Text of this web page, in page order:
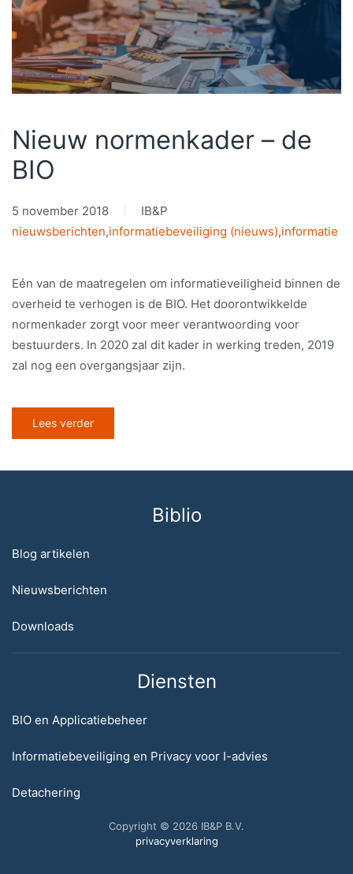
Nieuw normenkader – de
BIO
5 november 2018
IB&P
nieuwsberichten,informatiebeveiliging (nieuws),informatie
Eén van de maatregelen om informatieveiligheid binnen de
overheid te verhogen is de BIO. Het doorontwikkelde
normenkader zorgt voor meer verantwoording voor
bestuurders. In 2020 zal dit kader in werking treden, 2019
zal nog een overgangsjaar zijn.
Lees verder
Biblio
Blog artikelen
Nieuwsberichten
Downloads
Diensten
BIO en Applicatiebeheer
Informatiebeveiliging en Privacy voor I-advies
Detachering
Copyright © 2026 IB&P B.V.
privacyverklaring